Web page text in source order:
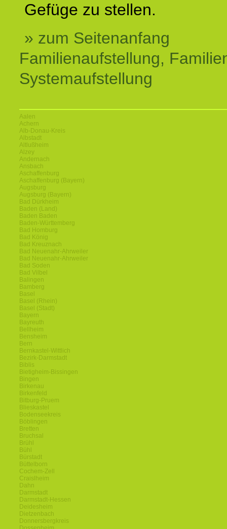
Gefüge zu stellen.
» zum Seitenanfang
Familienaufstellung,
Systemaufstellung
Aalen
Achern
Alb-Donau-Kreis
Albstadt
Altlußheim
Alzey
Andernach
Ansbach
Aschaffenburg
Aschaffenburg (Bayern)
Augsburg
Augsburg (Bayern)
Bad Dürkheim
Baden (Land)
Baden Baden
Baden-Württemberg
Bad Homburg
Bad König
Bad Kreuznach
Bad Neuenahr-Ahrweiler
Bad Neuenahr-Ahrweiler
Bad Soden
Bad Vilbel
Balingen
Bamberg
Basel
Basel (Rhein)
Basel (Stadt)
Bayern
Bayreuth
Bellheim
Bensheim
Bern
Bernkastel-Wittlich
Bezirk-Darmstadt
Biblis
Bietigheim-Bissingen
Bingen
Birkenau
Birkenfeld
Bitburg-Pruem
Blieskastel
Bodenseekreis
Böblingen
Bretten
Bruchsal
Brühl
Bühl
Bürstadt
Büttelborn
Cochem-Zell
Craislheim
Dahn
Darmstadt
Darmstadt-Hessen
Deidesheim
Dietzenbach
Donnersbergkreis